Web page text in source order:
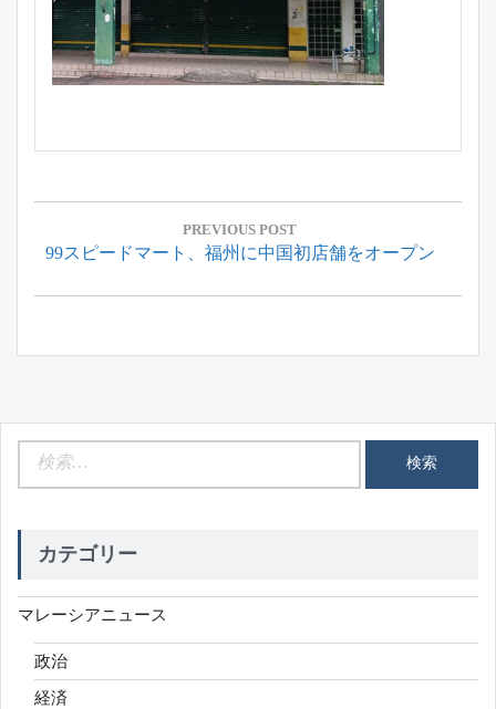
投
ナ
ビ
ー
ョ
ン
PREVIOUS POST
Previous
99スピードマート、福州に中国初店舗をオープン
カテゴリー
マレーシアニュース
政治
経済